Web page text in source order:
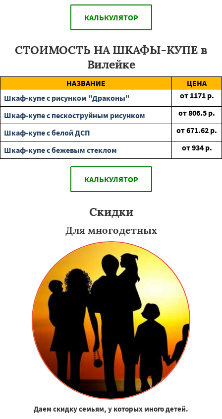
КАЛЬКУЛЯТОР
СТОИМОСТЬ НА ШКАФЫ-КУПЕ в
Вилейке
НАЗВАНИЕ
ЦЕНА
Шкаф-купе с рисунком "Драконы"
от 1171 р.
Шкаф-купе с пескоструйным рисунком
от806.5 р.
Шкаф-купе с белой ДСП
от671.62 р.
Шкаф-купе с бежевым стеклом
от934 р.
КАЛЬКУЛЯТОР
Скидки
Для многодетных
Даем скидку семьям, у которых много детей.